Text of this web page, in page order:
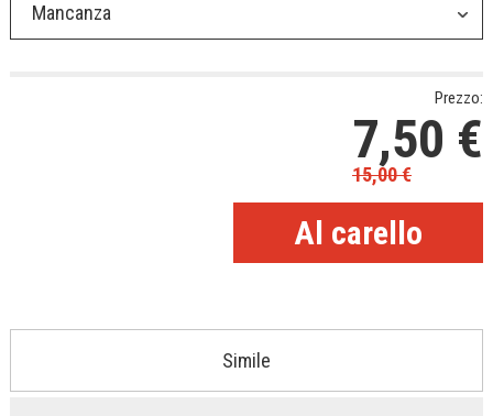
Mancanza
Prezzo:
7,50 €
15,00€
Simile